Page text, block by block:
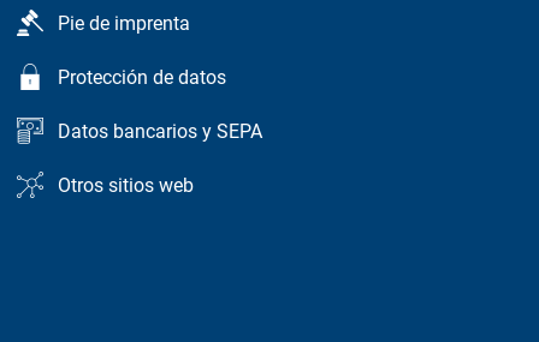
Pie de imprenta
Protección de datos
Datos bancarios y SEPA
Otros sitios web